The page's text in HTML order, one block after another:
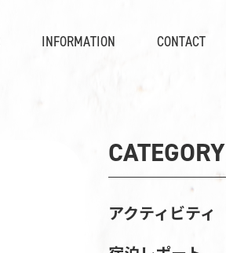
INFORMATION CONTACT
CATEGORY
アクティビティ